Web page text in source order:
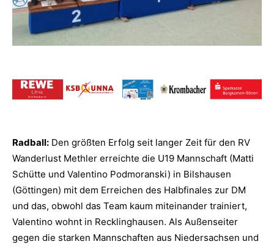
Radball: Den größten Erfolg seit langer Zeit für den RV
Wanderlust Methler erreichte die U19 Mannschaft (Matti
Schütte und Valentino Podmoranski) in Bilshausen
(Göttingen) mit dem Erreichen des Halbfinales zur DM
und das, obwohl das Team kaum miteinander trainiert,
Valentino wohnt in Recklinghausen. Als Außenseiter
gegen die starken Mannschaften aus Niedersachsen und